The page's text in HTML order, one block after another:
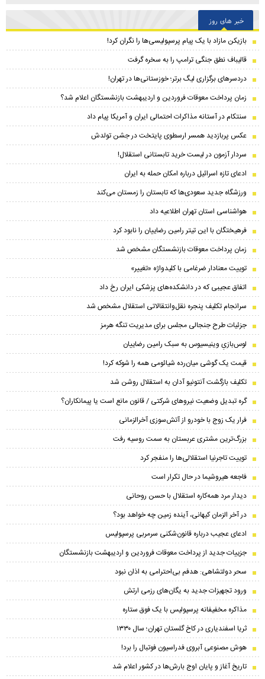
خبر های روز
بازیکن مازاد با یک پیام پرسپولیسی‌ها را نگران کرد!
قالیباف نطق جنگی ترامپ را به سخره گرفت
دردسرهای برگزاری لیگ برتر؛ خوزستانی‌ها در تهران!
زمان پرداخت معوقات فروردین و اردیبهشت بازنشستگان اعلام شد؟
سنتکام در آستانه مذاکرات احتمالی ایران و آمریکا پیام داد
عکس پربازدید همسر ارسطوی پایتخت در جشن تولدش
سردار آزمون در لیست خرید تابستانی استقلال!
ادعای تازه اسرائیل درباره امکان حمله به ایران
ورزشگاه جدید سعودی‌ها که تابستان را زمستان می‌کند
هواشناسی استان تهران اطلاعیه داد
فرهیختگان با این تیتر رامین رضاییان را نابود کرد
زمان پرداخت معوقات بازنشستگان مشخص شد
توییت معنادار ضرغامی با کلیدواژه «تغییر»
اتفاق عجیبی که در دانشکده‌های پزشکی ایران رخ داد
سرانجام تکلیف پنجره نقل‌وانتقالاتی استقلال مشخص شد
جزئیات طرح جنجالی مجلس برای مدیریت تنگه هرمز
لوس‌بازیِ وینیسیوس به سبک رامین رضاییان
قیمت یک گوشی میان‌رده شیائومی همه را شوکه کرد!
تکلیف بازگشت آنتونیو آدان به استقلال روشن شد
گره تبدیل وضعیت نیروهای شرکتی / قانون مانع است یا پیمانکاران؟
فرار یک زوج با خودرو از آتش‌سوزی آخرالزمانی
بزرگ‌ترین مشتری عربستان به سمت روسیه رفت
توییت تاجرنیا استقلالی‌ها را منفجر کرد
فاجعه هیروشیما در حال تکرار است
دیدار مرد همه‌کاره استقلال با حسن روحانی
در آخر الزمان کیهانی، آینده زمین چه خواهد بود؟
ادعای عجیب درباره قانون‌شکنی سرمربی پرسپولیس
جزییات جدید از پرداخت معوقات فروردین و اردیبهشت بازنشستگان
سحر دولتشاهی: هدفم بی‌احترامی به اذان نبود
ورود تجهیزات جدید به یگان‌های رزمی ارتش
مذاکره مخفیفانه پرسپولیس با یک فوق ستاره
ثریا اسفندیاری در کاخ گلستان تهران؛ سال ۱۳۳۰
هوش مصنوعی آبروی فدراسیون فوتبال را برد!
تاریخ آغاز و پایان اوج بارش‌ها در کشور اعلام شد